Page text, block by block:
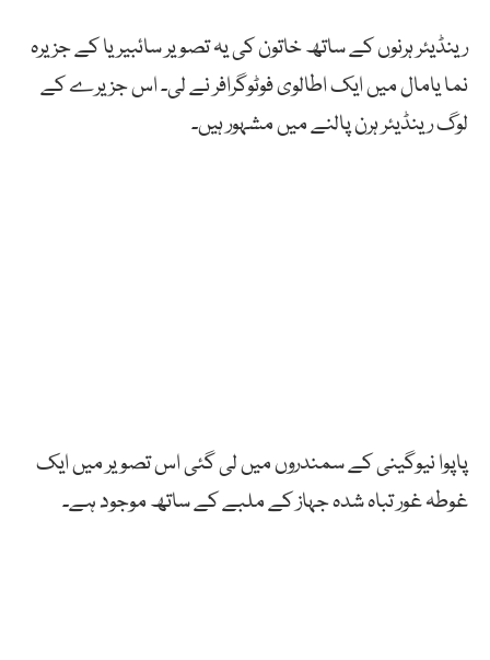
رینڈیئرہرنوںکےساتھخاتونکییہتصویرسائبیریاکےجزیرہ
نمایامالمیںایکاطالویفوٹوگرافرنےلی۔اسجزیرےکے
لوگرینڈیئرہرنپالنےمیںمشہورہیں۔
پاپوانیوگینیکےسمندروںمیںلیگئیاستصویرمیںایک
غوطہغورتباہشدہجہازکےملبےکےساتھموجودہے۔